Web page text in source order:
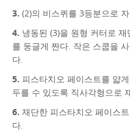
(2)의 비스퀴를 3등분으로
냉동된 (3)을 원형 커터로
를 둥글게 짠다. 작은 스쿱을
다.
피스타치오 페이스트를 얇
두를 수 있도록 직사각형으로
재단한 피스타치오 페이스
다.